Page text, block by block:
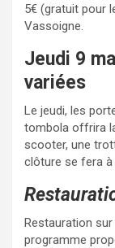
5€ (gratuit pour
Vassoigne.
Jeudi 9
variées
Le jeudi, les
tombola offrira
scooter, une
clôture se fera à
Restauration
programme